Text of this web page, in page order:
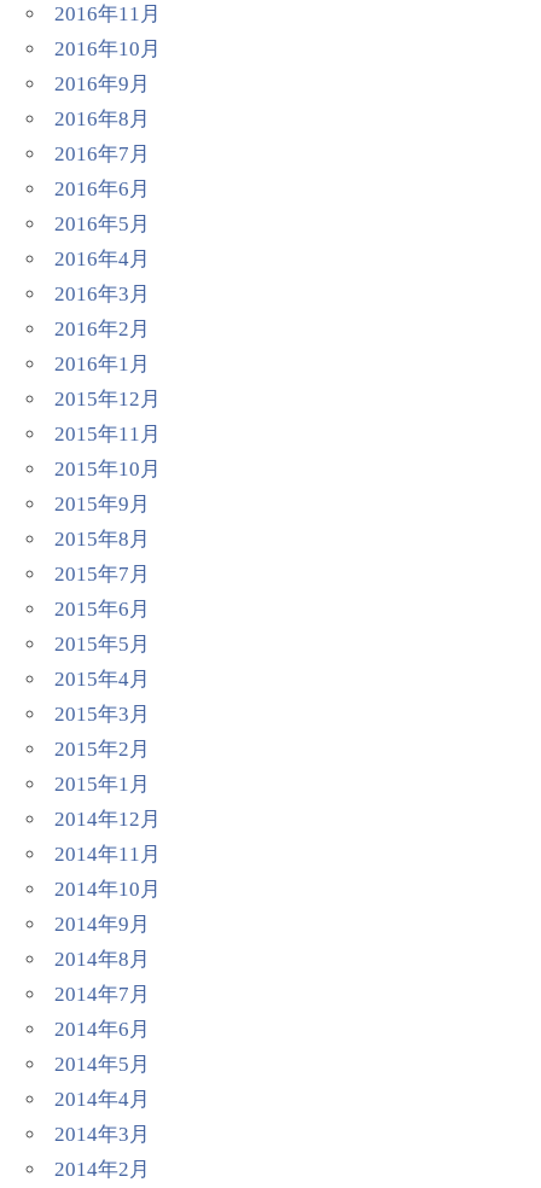
2016年11月
2016年10月
2016年9月
2016年8月
2016年7月
2016年6月
2016年5月
2016年4月
2016年3月
2016年2月
2016年1月
2015年12月
2015年11月
2015年10月
2015年9月
2015年8月
2015年7月
2015年6月
2015年5月
2015年4月
2015年3月
2015年2月
2015年1月
2014年12月
2014年11月
2014年10月
2014年9月
2014年8月
2014年7月
2014年6月
2014年5月
2014年4月
2014年3月
2014年2月